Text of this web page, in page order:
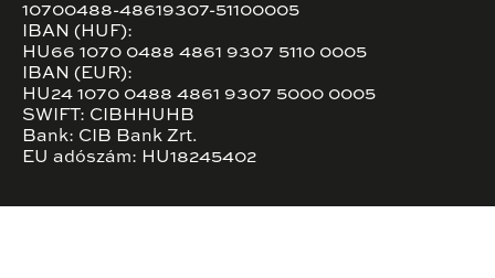
10700488-48619307-51100005
IBAN (HUF):
HU66 1070 0488 4861 9307 5110 0005
IBAN (EUR):
HU24 1070 0488 4861 9307 5000 0005
SWIFT: CIBHHUHB
Bank: CIB Bank Zrt.
EU adószám: HU18245402